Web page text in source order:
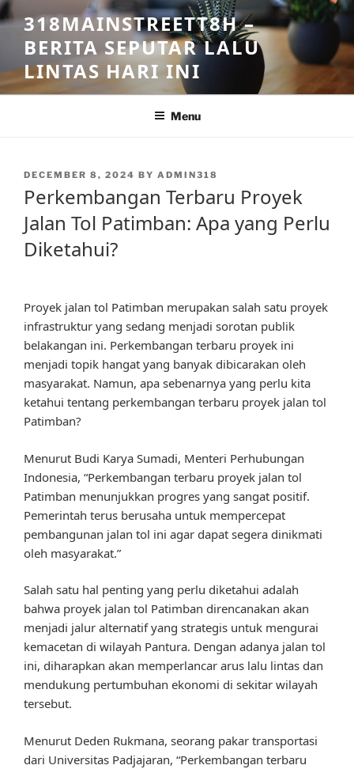
Skip
to
content
318MAINSTREETT8H –
BERITA SEPUTAR LALU
LINTAS HARI INI
Menu
POSTED
DECEMBER 8, 2024 BY ADMIN318
Perkembangan Terbaru Proyek
Jalan Tol Patimban: Apa yang Perlu
Diketahui?
Proyek jalan tol Patimban merupakan salah satu proyek
infrastruktur yang sedang menjadi sorotan publik
belakangan ini. Perkembangan terbaru proyek ini
menjadi topik hangat yang banyak dibicarakan oleh
masyarakat. Namun, apa sebenarnya yang perlu kita
ketahui tentang perkembangan terbaru proyek jalan tol
Patimban?
Menurut Budi Karya Sumadi, Menteri Perhubungan
Indonesia, “Perkembangan terbaru proyek jalan tol
Patimban menunjukkan progres yang sangat positif.
Pemerintah terus berusaha untuk mempercepat
pembangunan jalan tol ini agar dapat segera dinikmati
oleh masyarakat.”
Salah satu hal penting yang perlu diketahui adalah
bahwa proyek jalan tol Patimban direncanakan akan
menjadi jalur alternatif yang strategis untuk mengurai
kemacetan di wilayah Pantura. Dengan adanya jalan tol
ini, diharapkan akan memperlancar arus lalu lintas dan
mendukung pertumbuhan ekonomi di sekitar wilayah
tersebut.
Menurut Deden Rukmana, seorang pakar transportasi
dari Universitas Padjajaran, “Perkembangan terbaru